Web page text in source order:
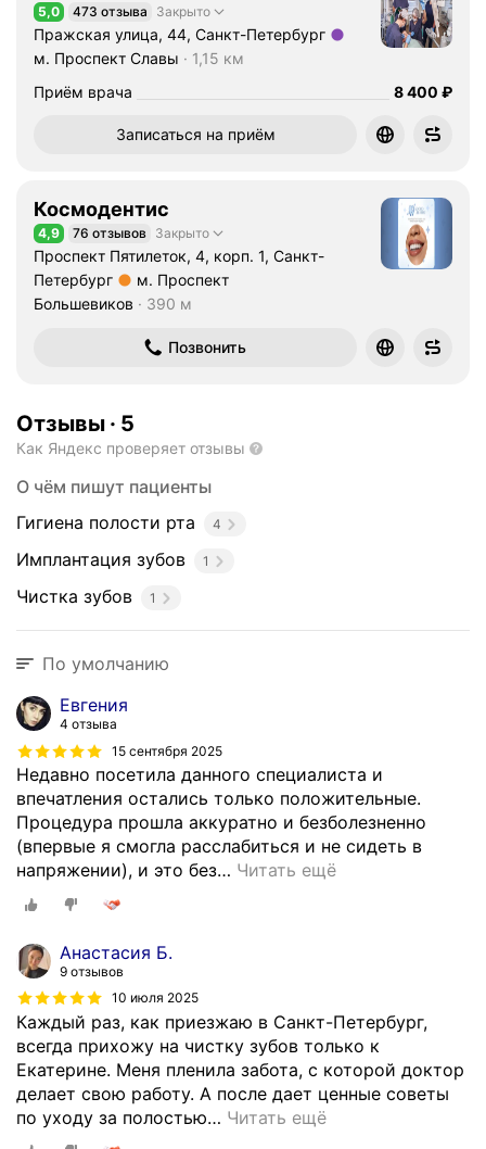
ч
к
р
с
т
в
е
е
д
и
ц
и
Рейтинг 5,0 из 5
5,0 473 отзыва Закрыто
Пражская улица, 44, Санкт-Петербург
Метро м. Проспект Славы Расстояние 1,15 км
м. Проспект Славы
1,15 км
Приём врача
Цена
8400
8 400 ₽
Записаться на приём
Космодентис
Рейтинг 4,9 из 5
4,9 76 отзывов Закрыто
Проспект Пятилеток, 4, корп. 1, Санкт-
Петербург
Метро м. Проспект Большевиков Расстояние 390 м
м. Проспект
Большевиков
390 м
Позвонить
Отзывы · 5
Как Яндекс проверяет отзывы
О чём пишут пациенты
Гигиена полости рта
4
Имплантация зубов 1
Чистка зубов 1
По умолчанию
Евгения
4 отзыва
15 сентября 2025
Недавно посетила данного специалиста и
впечатления остались только положительные.
Процедура прошла аккуратно и безболезненно
(впервые я смогла расслабиться и не сидеть в
напряжении), и это без… Читать ещё
Анастасия Б.
9 отзывов
10 июля 2025
Каждый раз, как приезжаю в Санкт-Петербург,
всегда прихожу на чистку зубов только к
Екатерине. Меня пленила забота, с которой доктор
делает свою работу. А после дает ценные советы
по уходу за полостью… Читать ещё